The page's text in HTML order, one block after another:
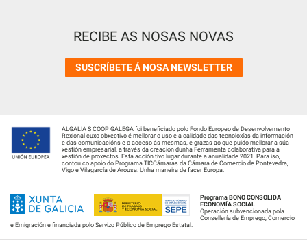
RECIBE AS NOSAS NOVAS
SUSCRÍBETE Á NOSA NEWSLETTER
ALGALIA S COOP GALEGA foi beneficiado polo Fondo Europeo de Desenvolvemento
Rexional cuxo obxectivo é mellorar o uso e a calidade das tecnoloxías da información
e das comunicacións e o acceso ás mesmas, e grazas ao que puido mellorar a súa
xestión empresarial, a través da creación dunha Ferramenta colaborativa para a
xestión de proxectos. Esta acción tivo lugar durante a anualidade 2021. Para iso,
contou co apoio do Programa TICCámaras da Cámara de Comercio de Pontevedra,
Vigo e Vilagarcía de Arousa. Unha maneira de facer Europa.
Programa BONO CONSOLIDA
ECONOMÍA SOCIAL
Operación subvencionada pola
Consellería de Emprego, Comercio
e Emigración e financiada polo Servizo Público de Emprego Estatal.